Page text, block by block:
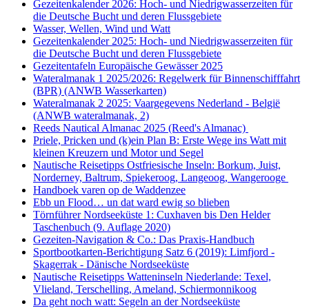
Gezeitenkalender 2026: Hoch- und Niedrigwasserzeiten für
die Deutsche Bucht und deren Flussgebiete
Wasser, Wellen, Wind und Watt
Gezeitenkalender 2025: Hoch- und Niedrigwasserzeiten für
die Deutsche Bucht und deren Flussgebiete
Gezeitentafeln Europäische Gewässer 2025
Wateralmanak 1 2025/2026: Regelwerk für Binnenschifffahrt
(BPR) (ANWB Wasserkarten)
Wateralmanak 2 2025: Vaargegevens Nederland - België
(ANWB wateralmanak, 2)
Reeds Nautical Almanac 2025 (Reed's Almanac)
Priele, Pricken und (k)ein Plan B: Erste Wege ins Watt mit
kleinen Kreuzern und Motor und Segel
Nautische Reisetipps Ostfriesische Inseln: Borkum, Juist,
Norderney, Baltrum, Spiekeroog, Langeoog, Wangerooge
Handboek varen op de Waddenzee
Ebb un Flood… un dat ward ewig so blieben
Törnführer Nordseeküste 1: Cuxhaven bis Den Helder
Taschenbuch (9. Auflage 2020)
Gezeiten-Navigation & Co.: Das Praxis-Handbuch
Sportbootkarten-Berichtigung Satz 6 (2019): Limfjord -
Skagerrak - Dänische Nordseeküste
Nautische Reisetipps Watteninseln Niederlande: Texel,
Vlieland, Terschelling, Ameland, Schiermonnikoog
Da geht noch watt: Segeln an der Nordseeküste